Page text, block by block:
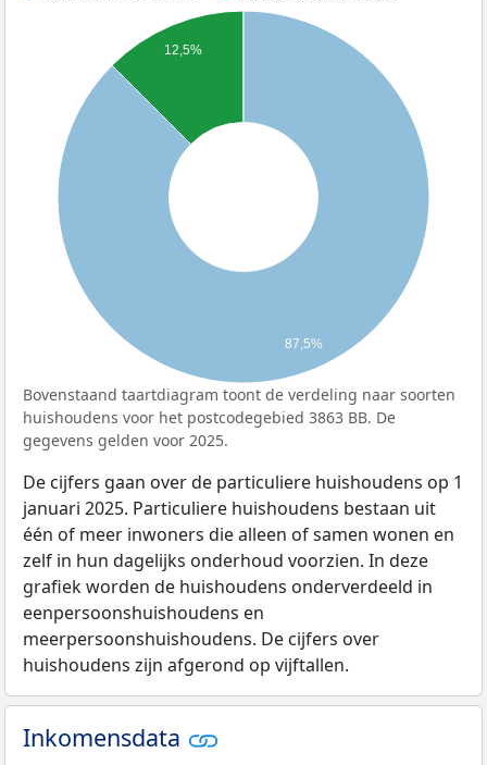
12,5%
87,5%
Bovenstaand taartdiagram toont de verdeling naar soorten
huishoudens voor het postcodegebied 3863 BB. De
gegevens gelden voor 2025.
De cijfers gaan over de particuliere huishoudens op 1
januari 2025. Particuliere huishoudens bestaan uit
één of meer inwoners die alleen of samen wonen en
zelf in hun dagelijks onderhoud voorzien. In deze
grafiek worden de huishoudens onderverdeeld in
eenpersoonshuishoudens en
meerpersoonshuishoudens. De cijfers over
huishoudens zijn afgerond op vijftallen.
Inkomensdata